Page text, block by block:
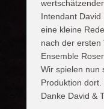
Intendant David
eine kleine
nach der ersten
Ensemble
Wir spielen nun
Produktion
Danke David &